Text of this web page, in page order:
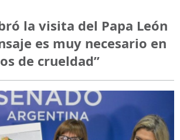
la visita del Papa León
es muy necesario en
de crueldad”